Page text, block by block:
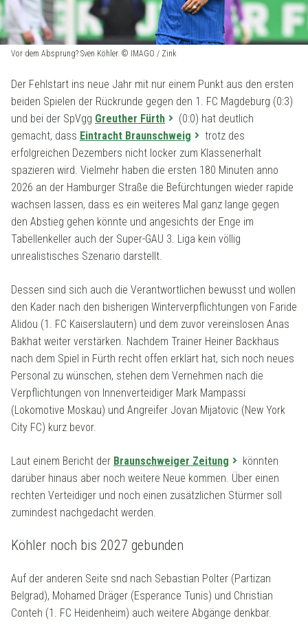
Vor dem Absprung? Sven Köhler. © IMAGO / Zink
Der Fehlstart ins neue Jahr mit nur einem Punkt aus den ersten
beiden Spielen der Rückrunde gegen den 1. FC Magdeburg (0:3)
und bei der SpVgg Greuther Fürth
(0:0) hat deutlich
gemacht, dass Eintracht Braunschweig
trotz des
erfolgreichen Dezembers nicht locker zum Klassenerhalt
spazieren wird. Vielmehr haben die ersten 180 Minuten anno
2026 an der Hamburger Straße die Befürchtungen wieder rapide
wachsen lassen, dass es ein weiteres Mal ganz lange gegen
den Abstieg gehen könnte und angesichts der Enge im
Tabellenkeller auch der Super-GAU 3. Liga kein völlig
unrealistisches Szenario darstellt.
Dessen sind sich auch die Verantwortlichen bewusst und wollen
den Kader nach den bisherigen Winterverpflichtungen von Faride
Alidou (1. FC Kaiserslautern) und dem zuvor vereinslosen Anas
Bakhat weiter verstärken. Nachdem Trainer Heiner Backhaus
nach dem Spiel in Fürth recht offen erklärt hat, sich noch neues
Personal zu wünschen, stehen dem Vernehmen nach die
Verpflichtungen von Innenverteidiger Mark Mampassi
(Lokomotive Moskau) und Angreifer Jovan Mijatovic (New York
City FC) kurz bevor.
Laut einem Bericht der Braunschweiger Zeitung
könnten
darüber hinaus aber noch weitere Neue kommen. Über einen
rechten Verteidiger und noch einen zusätzlichen Stürmer soll
zumindest nachgedacht werden.
Köhler noch bis 2027 gebunden
Auf der anderen Seite snd nach Sebastian Polter (Partizan
Belgrad), Mohamed Dräger (Esperance Tunis) und Christian
Conteh (1. FC Heidenheim) auch weitere Abgänge denkbar.